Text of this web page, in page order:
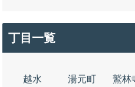
丁目一覧
越水 湯元町 鷲林